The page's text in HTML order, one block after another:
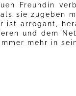
Freundin
als sie zugeben
ist arrogant,
und dem
mehr in